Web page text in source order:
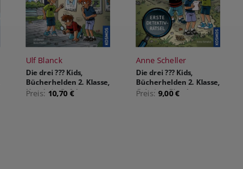
Ulf Blanck
Die drei ??? Kids,
Bücherhelden 2. Klasse,
Hunde in Gefahr
Preis: 10,70 €
Anne Scheller
Die drei ??? Kids,
Bücherhelden 2. Klasse,
Geheime Flaschenpost
Preis: 9,00 €